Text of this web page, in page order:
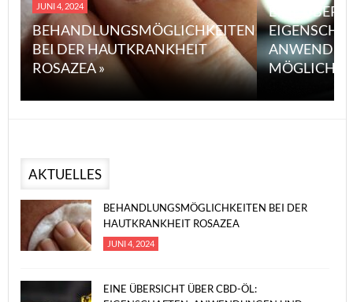
JUNI 4, 2024
BEHANDLUNGSMÖGLICHKEITEN
BEI DER HAUTKRANKHEIT
ROSAZEA »
EINE
MÖGLICHE
AKTUELLES
BEHANDLUNGSMÖGLICHKEITEN BEI DER
HAUTKRANKHEIT ROSAZEA
JUNI 4, 2024
EINE ÜBERSICHT ÜBER CBD-ÖL: